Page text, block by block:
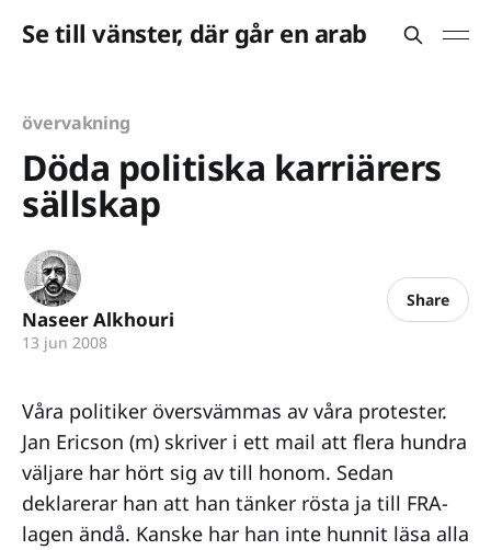
Se till vänster, där går en arab
övervakning
Döda politiska karriärers
sällskap
Naseer Alkhouri
13 jun 2008
Share
Våra politiker översvämmas av våra protester.
Jan Ericson (m) skriver i ett mail att flera hundra
väljare har hört sig av till honom. Sedan
deklarerar han att han tänker rösta ja till FRA-
lagen ändå. Kanske har han inte hunnit läsa alla